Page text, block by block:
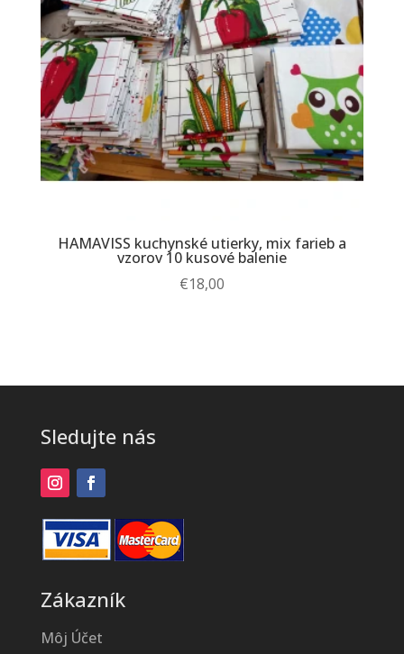
HAMAVISS kuchynské utierky, mix farieb a
vzorov 10 kusové balenie
€18,00
Sledujte nás
Zákazník
Môj Účet